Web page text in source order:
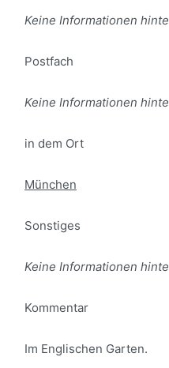
Keine Informationen
Postfach
Keine Informationen
in dem Ort
München
Sonstiges
Keine Informationen
Kommentar
Im Englischen Garten.